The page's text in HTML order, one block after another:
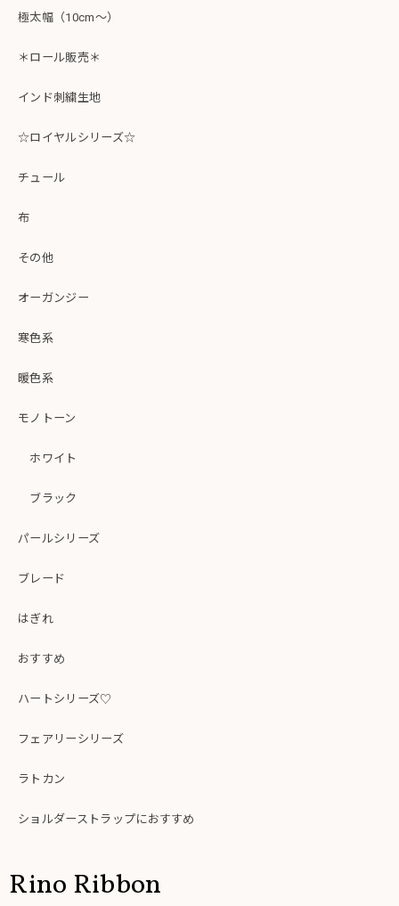
極太幅（10cm～）
＊ロール販売＊
インド刺繍生地
☆ロイヤルシリーズ☆
チュール
布
その他
オーガンジー
寒色系
暖色系
モノトーン
ホワイト
ブラック
パールシリーズ
ブレード
はぎれ
おすすめ
ハートシリーズ♡
フェアリーシリーズ
ラトカン
ショルダーストラップにおすすめ
Rino Ribbon